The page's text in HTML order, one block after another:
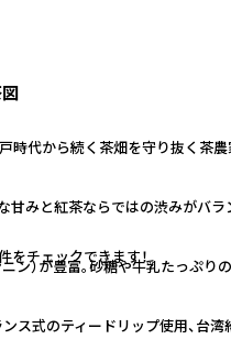
時代から続く茶畑を守り抜く茶
みと紅茶ならではの渋みがバラ
）が豊富。砂糖や牛乳たっぷり
ス式のティードリップ使用、台
をチェックできます！